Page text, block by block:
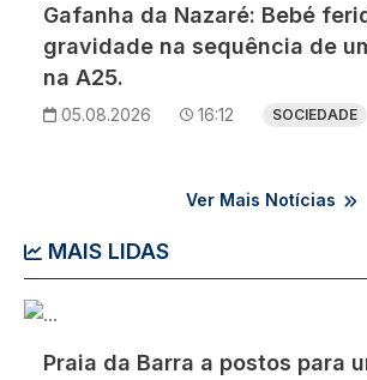
Gafanha da Nazaré: Bebé
gravidade na sequência de
na A25.
05.08.2026 16:12 SOCIEDADE
Ver Mais Notícias
MAIS LIDAS
Imagem
Praia da Barra a postos para